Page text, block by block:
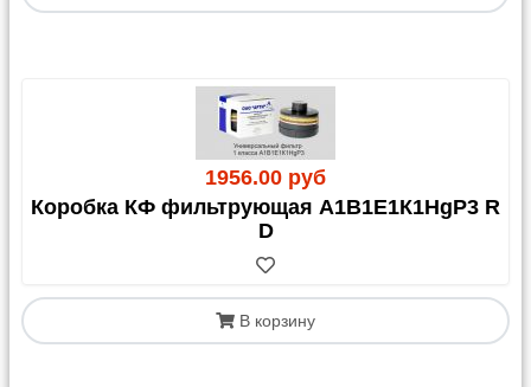
1956.00 руб
Коробка КФ фильтрующая А1В1Е1К1HgP3 R
D
В корзину